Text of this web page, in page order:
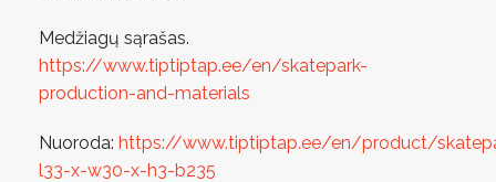
Medžiagų sąrašas.
https://www.tiptiptap.ee/en/skatepark-
production-and-materials
Nuoroda: https://www.tiptiptap.ee/en/product/
l33-x-w30-x-h3-b235